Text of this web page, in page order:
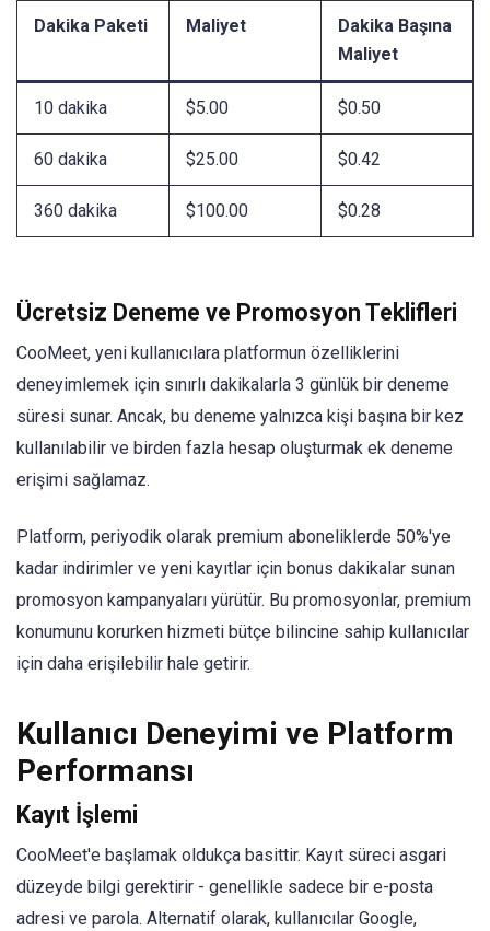
Dakika Paketi Maliyet
Dakika Başına
Maliyet
10 dakika $5.00 $0.50
60 dakika $25.00 $0.42
360 dakika $100.00 $0.28
Ücretsiz Deneme ve Promosyon Teklifleri
CooMeet, yeni kullanıcılara platformun özelliklerini
deneyimlemek için sınırlı dakikalarla 3 günlük bir deneme
süresi sunar. Ancak, bu deneme yalnızca kişi başına bir kez
kullanılabilir ve birden fazla hesap oluşturmak ek deneme
erişimi sağlamaz.
Platform, periyodik olarak premium aboneliklerde 50%'ye
kadar indirimler ve yeni kayıtlar için bonus dakikalar sunan
promosyon kampanyaları yürütür. Bu promosyonlar, premium
konumunu korurken hizmeti bütçe bilincine sahip kullanıcılar
için daha erişilebilir hale getirir.
Kullanıcı Deneyimi ve Platform
Performansı
Kayıt İşlemi
CooMeet'e başlamak oldukça basittir. Kayıt süreci asgari
düzeyde bilgi gerektirir - genellikle sadece bir e-posta
adresi ve parola. Alternatif olarak, kullanıcılar Google,